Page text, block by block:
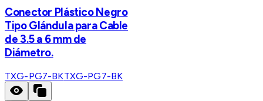
Conector Plástico Negro
Tipo Glándula para Cable
de 3.5 a 6 mm de
Diámetro.
TXG-PG7-BKTXG-PG7-BK